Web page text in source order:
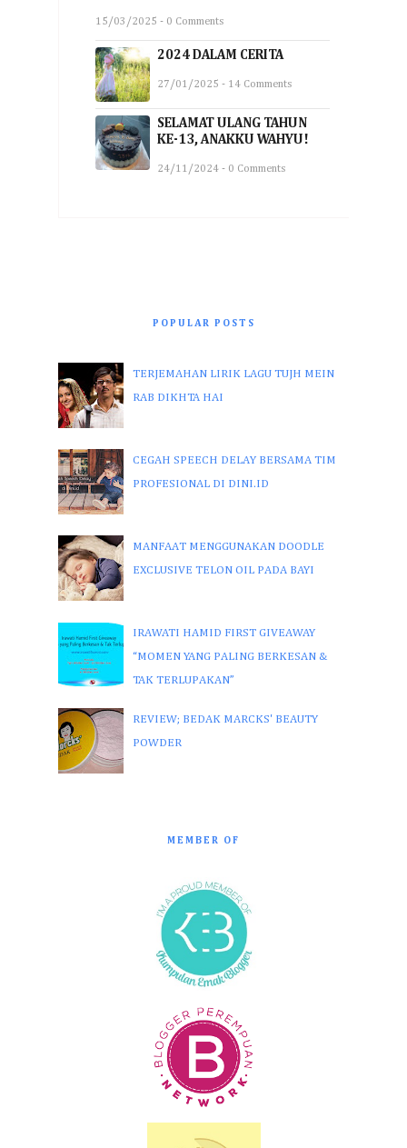
15/03/2025 - 0 Comments
2024 DALAM CERITA
27/01/2025 - 14 Comments
SELAMAT ULANG TAHUN
KE-13, ANAKKU WAHYU!
24/11/2024 - 0 Comments
POPULAR POSTS
TERJEMAHAN LIRIK LAGU TUJH MEIN
RAB DIKHTA HAI
CEGAH SPEECH DELAY BERSAMA TIM
PROFESIONAL DI DINI.ID
MANFAAT MENGGUNAKAN DOODLE
EXCLUSIVE TELON OIL PADA BAYI
IRAWATI HAMID FIRST GIVEAWAY
“MOMEN YANG PALING BERKESAN &
TAK TERLUPAKAN”
REVIEW; BEDAK MARCKS' BEAUTY
POWDER
MEMBER OF